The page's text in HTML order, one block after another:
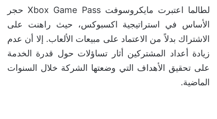
لطالما اعتبرت مايكروسوفت Xbox Game Pass حجر
الأساس في استراتيجية اكسبوكس، حيث راهنت على
الاشتراك بدلاً من الاعتماد على مبيعات الألعاب. إلا أن عدم
زيادة أعداد المشتركين أثار تساؤلات حول قدرة الخدمة
على تحقيق الأهداف التي وضعتها الشركة خلال السنوات
الماضية.